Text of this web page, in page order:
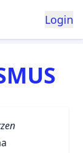
Login